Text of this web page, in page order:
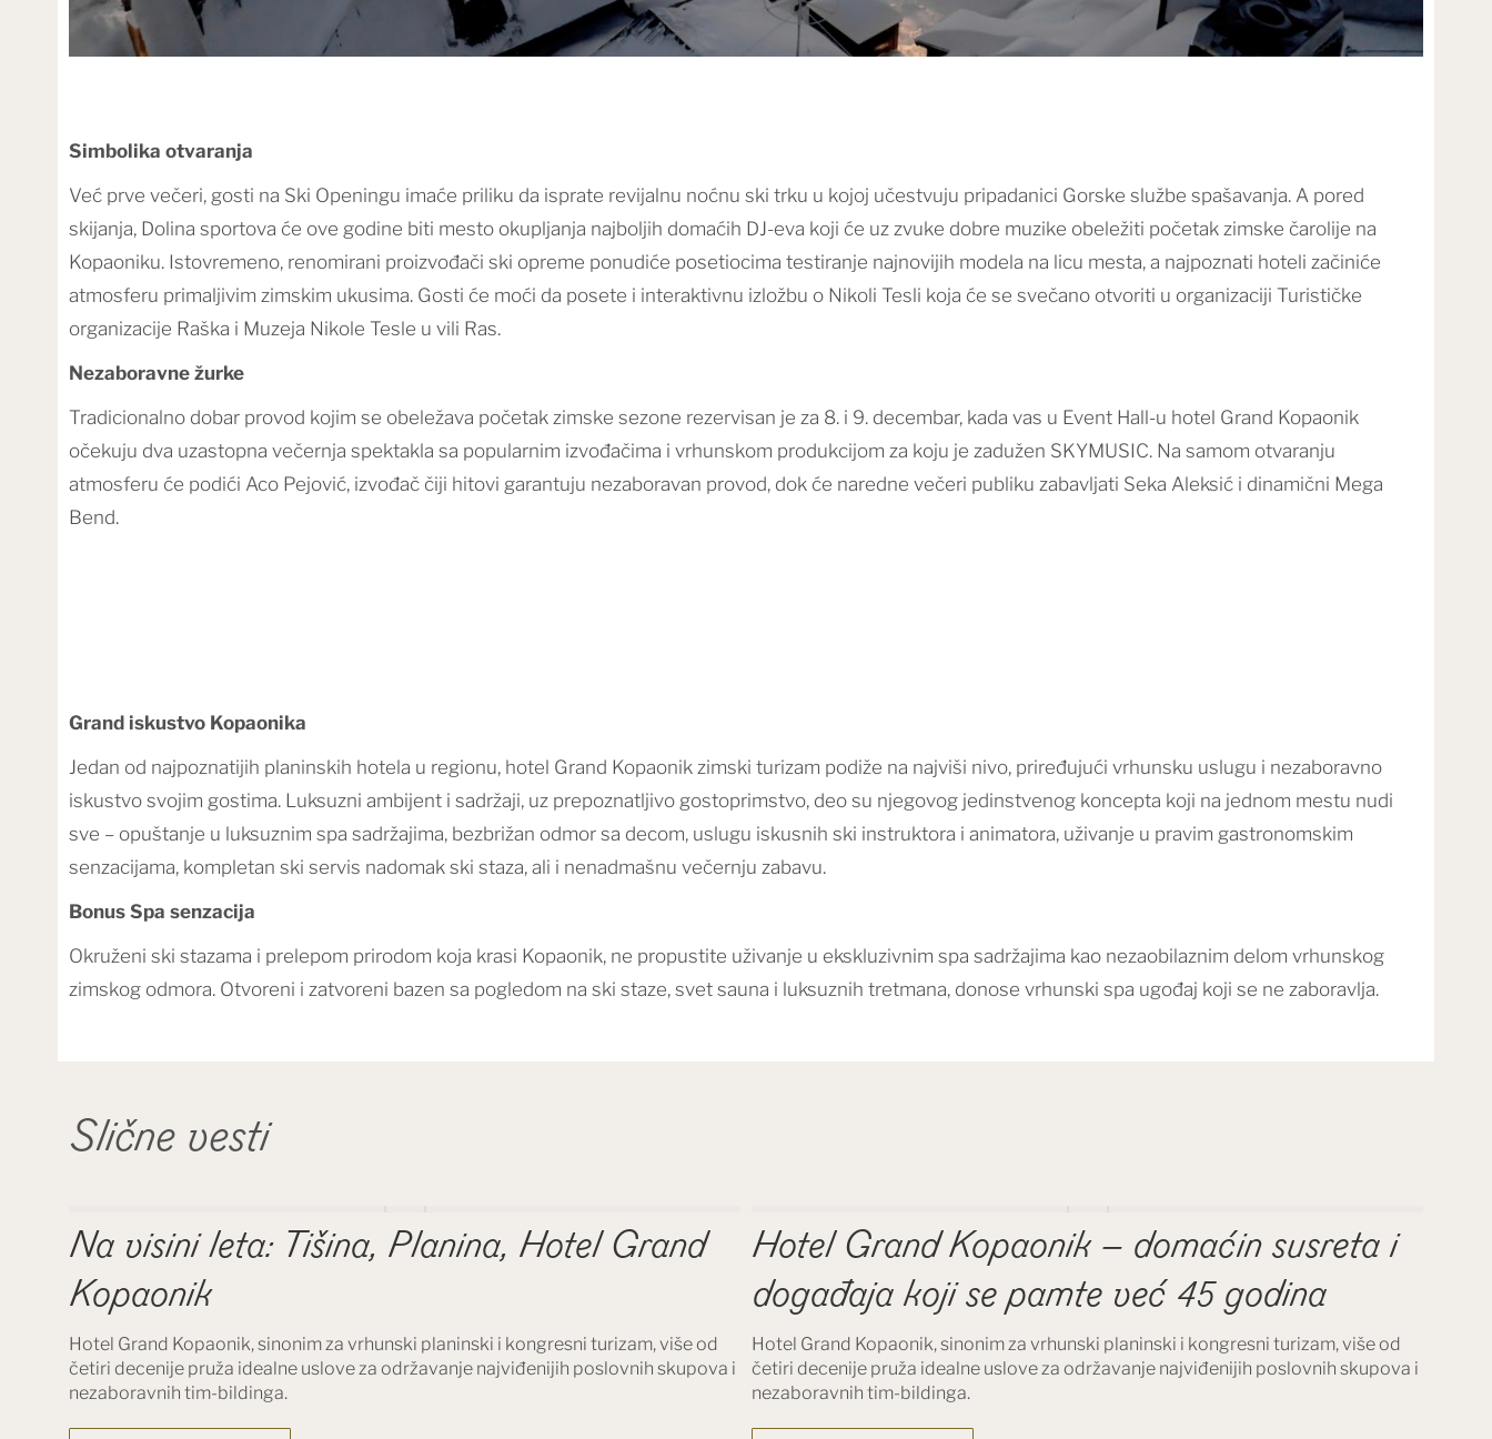
Simbolika otvaranja
Već prve večeri, gosti na Ski Openingu imaće priliku da isprate revijalnu noćnu ski trku u kojoj učestvuju pripadanici Gorske službe spašavanja. A pored
skijanja, Dolina sportova će ove godine biti mesto okupljanja najboljih domaćih DJ-eva koji će uz zvuke dobre muzike obeležiti početak zimske čarolije na
Kopaoniku. Istovremeno, renomirani proizvođači ski opreme ponudiće posetiocima testiranje najnovijih modela na licu mesta, a najpoznati hoteli začiniće
atmosferu primaljivim zimskim ukusima. Gosti će moći da posete i interaktivnu izložbu o Nikoli Tesli koja će se svečano otvoriti u organizaciji Turističke
organizacije Raška i Muzeja Nikole Tesle u vili Ras.
Nezaboravne žurke
Tradicionalno dobar provod kojim se obeležava početak zimske sezone rezervisan je za 8. i 9. decembar, kada vas u Event Hall-u hotel Grand Kopaonik
očekuju dva uzastopna večernja spektakla sa popularnim izvođačima i vrhunskom produkcijom za koju je zadužen SKYMUSIC. Na samom otvaranju
atmosferu će podići Aco Pejović, izvođač čiji hitovi garantuju nezaboravan provod, dok će naredne večeri publiku zabavljati Seka Aleksić i dinamični Mega
Bend.
Grand iskustvo Kopaonika
Jedan od najpoznatijih planinskih hotela u regionu, hotel Grand Kopaonik zimski turizam podiže na najviši nivo, priređujući vrhunsku uslugu i nezaboravno
iskustvo svojim gostima. Luksuzni ambijent i sadržaji, uz prepoznatljivo gostoprimstvo, deo su njegovog jedinstvenog koncepta koji na jednom mestu nudi
sve – opuštanje u luksuznim spa sadržajima, bezbrižan odmor sa decom, uslugu iskusnih ski instruktora i animatora, uživanje u pravim gastronomskim
senzacijama, kompletan ski servis nadomak ski staza, ali i nenadmašnu večernju zabavu.
Bonus Spa senzacija
Okruženi ski stazama i prelepom prirodom koja krasi Kopaonik, ne propustite uživanje u ekskluzivnim spa sadržajima kao nezaobilaznim delom vrhunskog
zimskog odmora. Otvoreni i zatvoreni bazen sa pogledom na ski staze, svet sauna i luksuznih tretmana, donose vrhunski spa ugođaj koji se ne zaboravlja.
Slične vesti
Na visini leta: Tišina, Planina, Hotel Grand
Kopaonik
Hotel Grand Kopaonik, sinonim za vrhunski planinski i kongresni turizam, više od
četiri decenije pruža idealne uslove za održavanje najviđenijih poslovnih skupova i
nezaboravnih tim-bildinga.
Hotel Grand Kopaonik – domaćin susreta i
događaja koji se pamte već 45 godina
Hotel Grand Kopaonik, sinonim za vrhunski planinski i kongresni turizam, više od
četiri decenije pruža idealne uslove za održavanje najviđenijih poslovnih skupova i
nezaboravnih tim-bildinga.